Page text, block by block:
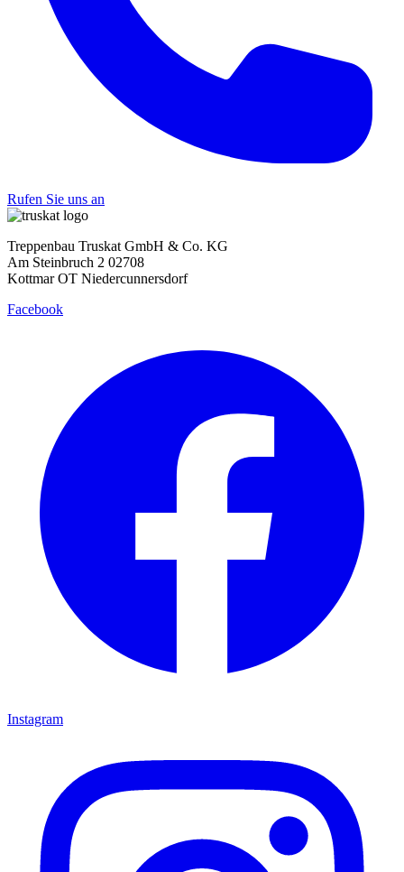
Rufen Sie uns an
Treppenbau Truskat GmbH & Co. KG
Am Steinbruch 2 02708
Kottmar OT Niedercunnersdorf
Facebook
Instagram